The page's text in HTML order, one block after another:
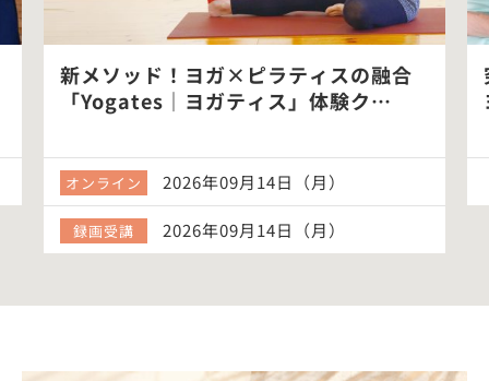
新メソッド！ヨガ×ピラティスの融合
「Yogates｜ヨガティス」体験ク…
オンライン 2026年09月14日（月）
録画受講 2026年09月14日（月）